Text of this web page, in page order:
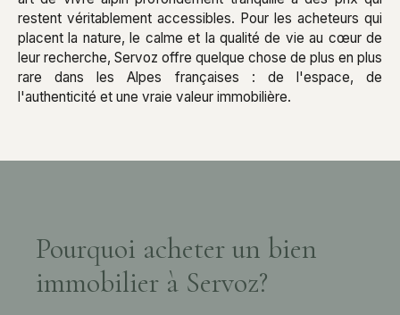
restent véritablement accessibles. Pour les acheteurs qui
placent la nature, le calme et la qualité de vie au cœur de
leur recherche, Servoz offre quelque chose de plus en plus
rare dans les Alpes françaises : de l'espace, de
l'authenticité et une vraie valeur immobilière.
Pourquoi acheter un bien
immobilier à Servoz?